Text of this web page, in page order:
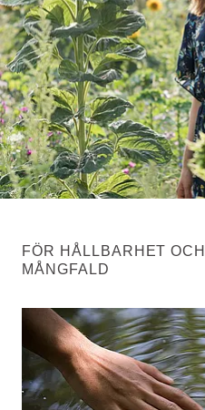
FÖR HÅLLBARHET
MÅNGFALD